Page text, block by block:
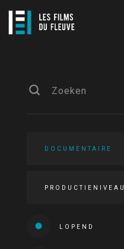
DOCUMENTAIRE
PRODUCTIENIVEAU
LOPEND